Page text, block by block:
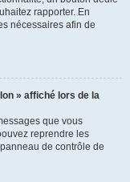
rapporter. En
nécessaires afin de
» affiché lors de la
que vous
reprendre les
de contrôle de